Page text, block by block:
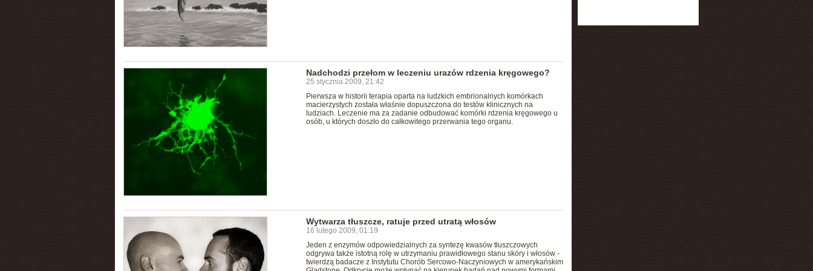
Nadchodzi przełom w leczeniu urazów rdzenia kręgowego?
25 stycznia 2009, 21:42
Pierwsza w historii terapia oparta na ludzkich embrionalnych komórkach
macierzystych została właśnie dopuszczona do testów klinicznych na
ludziach. Leczenie ma za zadanie odbudować komórki rdzenia kręgowego u
osób, u których doszło do całkowitego przerwania tego organu.
Wytwarza tłuszcze, ratuje przed utratą włosów
16 lutego 2009, 01:19
Jeden z enzymów odpowiedzialnych za syntezę kwasów tłuszczowych
odgrywa także istotną rolę w utrzymaniu prawidłowego stanu skóry i włosów -
twierdzą badacze z Instytutu Chorób Sercowo-Naczyniowych w amerykańskim